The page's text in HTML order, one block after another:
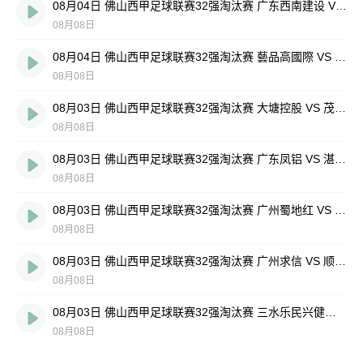
08月04日 佛山西甲足球联赛32强淘汰赛 广东西南建设 VS 香港圣徒 全场录像
08月08日
08月08日
08月08日
08月08日
08月08日
08月08日
08月08日